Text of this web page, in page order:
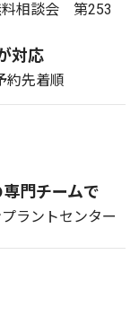
料相談会 第253
対応
約先着順
門チームで
ラントセンター